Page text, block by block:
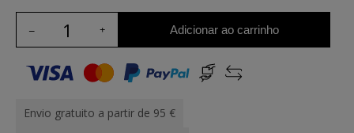
Adicionar ao carrinho
Envio gratuito a partir de 95 €